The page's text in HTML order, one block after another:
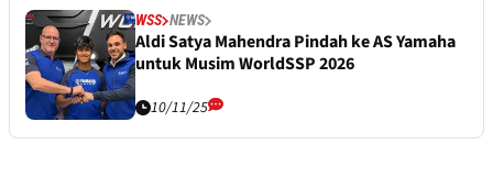
WSS NEWS
Aldi Satya Mahendra Pindah ke AS Yamaha
untuk Musim WorldSSP 2026
10/11/25